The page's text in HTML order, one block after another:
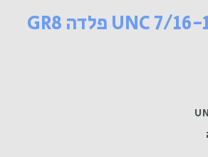
משושה UNC 7/16-14X3 פלדה GR8